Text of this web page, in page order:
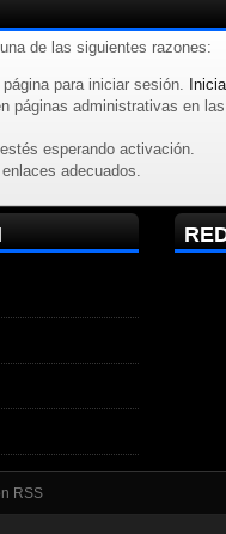
de las siguientes razones:
para iniciar sesión.
páginas administrativas en
esperando activación.
adecuados.
RSS